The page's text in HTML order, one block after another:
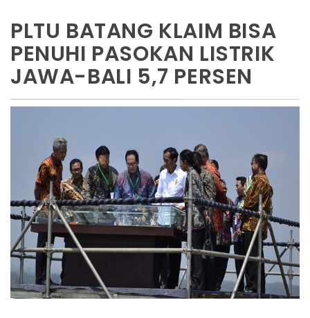
PLTU BATANG KLAIM BISA
PENUHI PASOKAN LISTRIK
JAWA-BALI 5,7 PERSEN